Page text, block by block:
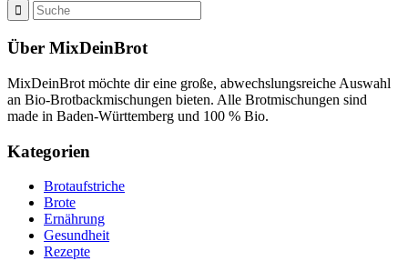
Über MixDeinBrot
MixDeinBrot möchte dir eine große, abwechslungsreiche Auswahl
an Bio-Brotbackmischungen bieten. Alle Brotmischungen sind
made in Baden-Württemberg und 100 % Bio.
Kategorien
Brotaufstriche
Brote
Ernährung
Gesundheit
Rezepte